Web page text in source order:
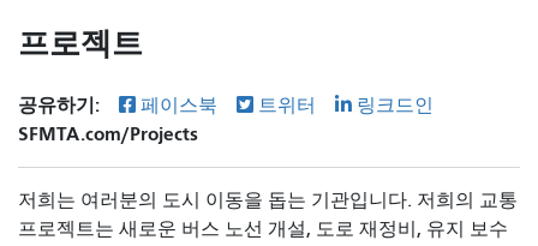
프로젝트
공유하기: 페이스북 트위터 링크드인
SFMTA.com/Projects
저희는 여러분의 도시 이동을 돕는 기관입니다. 저희의 교통
프로젝트는 새로운 버스 노선 개설, 도로 재정비, 유지 보수